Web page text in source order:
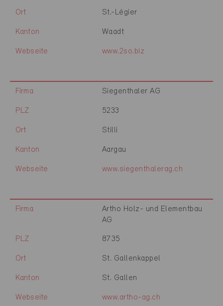
Ort St.-Légier
Kanton Waadt
Webseite www.2so.biz
Firma Siegenthaler AG
PLZ 5233
Ort Stilli
Kanton Aargau
Webseite www.siegenthalerag.ch
Firma
Artho Holz- und Elementbau
AG
PLZ 8735
Ort St. Gallenkappel
Kanton St. Gallen
Webseite www.artho-ag.ch